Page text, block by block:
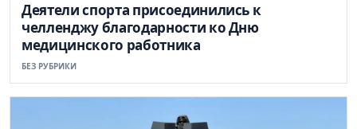
Деятели спорта присоединились к
челленджу благодарности ко Дню
медицинского работника
БЕЗ РУБРИКИ